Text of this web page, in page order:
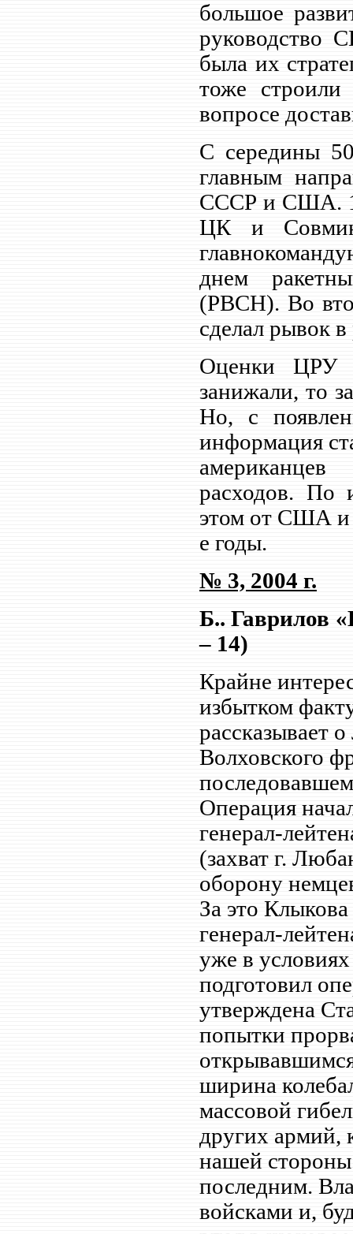
большое
руководство
была их
тоже
вопросе
С середины
главным
СССР и США.
ЦК и
днем
(РВСН). Во
сделал рывок
Оценки ЦРУ
занижали, то
Но, с
информация
расходов. По
этом от США и
е годы.
№ 3, 2004 г.
Б.. Гаврилов
– 14)
Крайне
избытком
рассказывает
Волховского
Операция
генерал-
(захват г.
оборону
За это
генерал-
уже в
подготовил
утверждена
попытки
ширина
массовой
других армий,
нашей
последним.
войсками и,